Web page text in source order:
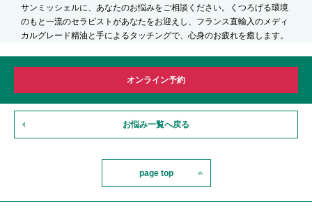
サンミッシェルに、あなたのお悩みをご相談ください。くつろげる環境
のもと一流のセラピストがあなたをお迎えし、フランス直輸入のメディ
カルグレード精油と手によるタッチングで、心身のお疲れを癒します。
オンライン予約
お悩み一覧へ戻る
page top